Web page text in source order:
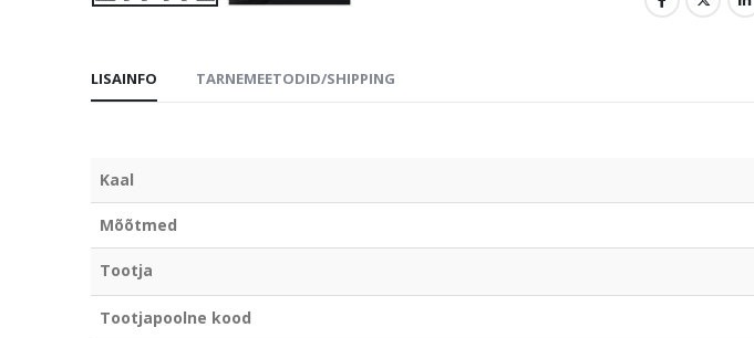
LISAINFO TARNEMEETODID/SHIPPING
Kaal
Mõõtmed
Tootja
Tootjapoolne kood